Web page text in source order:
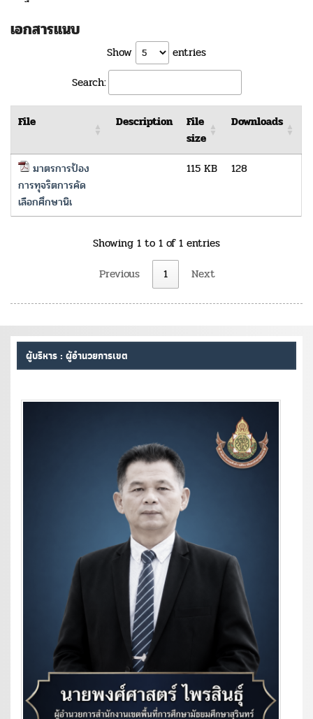
เอกสารแนบ
Show
entries
Search:
File Description
File
size
Downloads
มาตรการป้อง
การทุจริตการคัด
เลือกศึกษานิเ
115 KB 128
Showing 1 to 1 of 1 entries
Previous
1 Next
ผู้บริหาร : ผู้อำนวยการเขต